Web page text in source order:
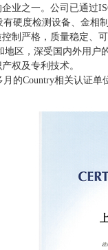
业之一。公司已通过
硬度检测设备、金相
制严格，质量稳定、
地区，深受国内外用户
权及专利技术。
的Country相关认证单